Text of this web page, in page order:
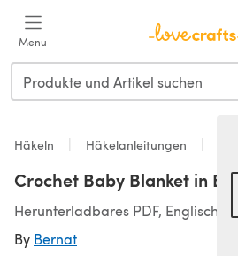
Menu
Häkeln Häkelanleitungen
Crochet Baby Blanket in
Herunterladbares PDF, Englisch
By Bernat